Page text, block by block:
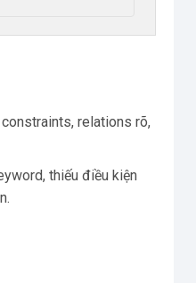
relations rõ,
thiếu điều kiện